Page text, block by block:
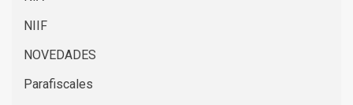
NIIF
NOVEDADES
Parafiscales